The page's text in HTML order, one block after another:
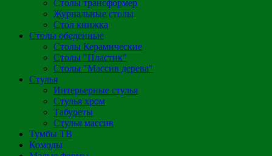
Столы трансформер
Журнальные столы
Стол книжка
Столы обеденные
Столы Керамические
Столы "Пластик"
Столы "Массив дерева"
Стулья
Интерьерные стулья
Стулья хром
Табуреты
Стулья массив
Тумбы ТВ
Комоды